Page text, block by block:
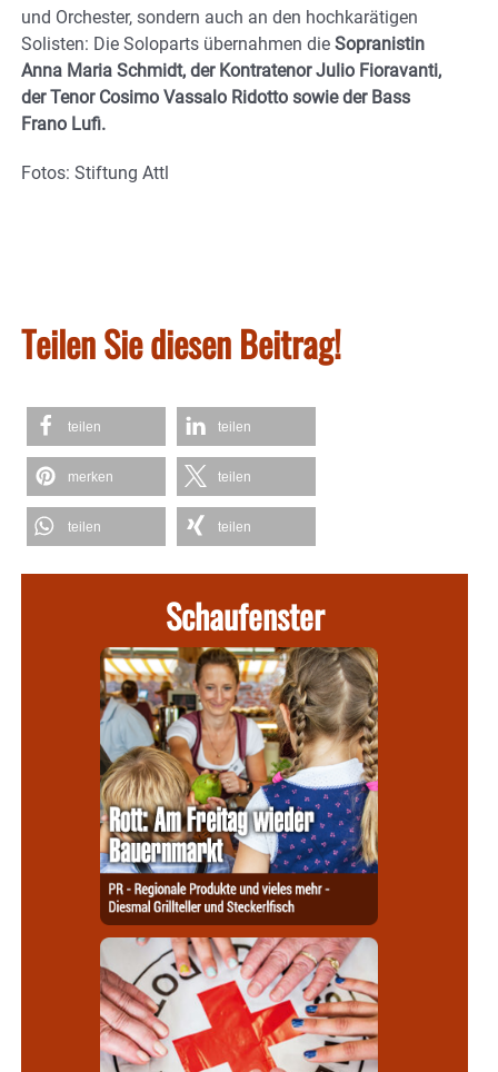
und Orchester, sondern auch an den hochkarätigen
Solisten: Die Soloparts übernahmen die Sopranistin
Anna Maria Schmidt, der Kontratenor Julio Fioravanti,
der Tenor Cosimo Vassalo Ridotto sowie der Bass
Frano Lufi.
Fotos: Stiftung Attl
Teilen Sie diesen Beitrag!
teilen teilen
merken teilen
teilen teilen
Schaufenster